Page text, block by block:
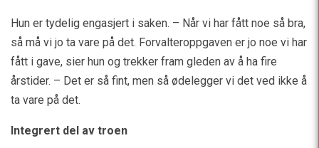
Hun er tydelig engasjert i saken. – Når vi har fått noe så bra,
så må vi jo ta vare på det. Forvalteroppgaven er jo noe vi har
fått i gave, sier hun og trekker fram gleden av å ha fire
årstider. – Det er så fint, men så ødelegger vi det ved ikke å
ta vare på det.
Integrert del av troen